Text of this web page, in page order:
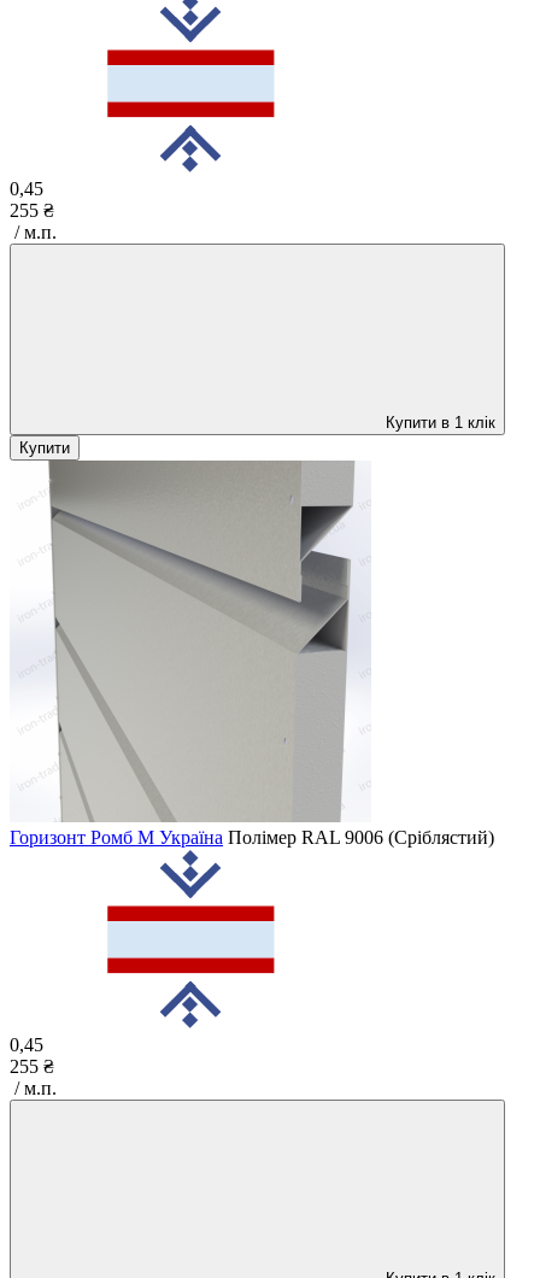
0,45
255 ₴
/ м.п.
Купити в 1 клік
Купити
Горизонт Ромб M Україна Полімер RAL 9006 (Сріблястий)
0,45
255 ₴
/ м.п.